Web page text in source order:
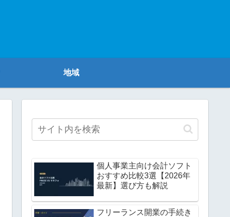
地域
個人事業主向け会計ソフト
おすすめ比較3選【2026年
最新】選び方も解説
フリーランス開業の手続き